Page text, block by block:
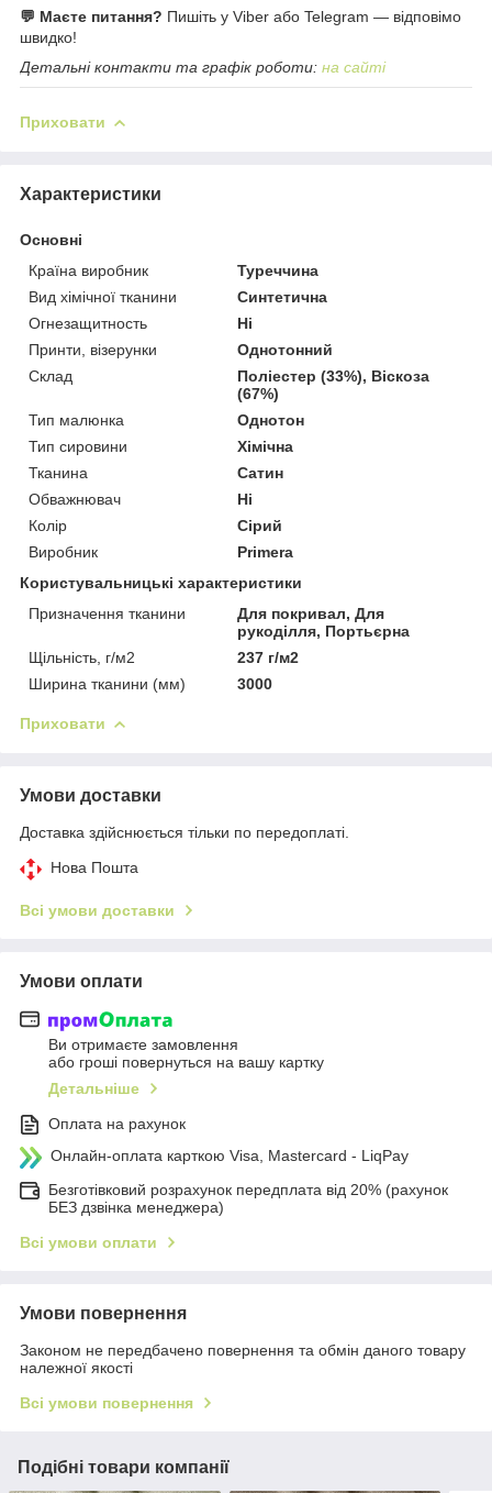
💬 Маєте питання? Пишіть у Viber або Telegram — відповімо
швидко!
Детальні контакти та графік роботи: на сайті
Приховати
Характеристики
Основні
Країна виробник
Туреччина
Вид хімічної тканини
Синтетична
Огнезащитность
Ні
Принти, візерунки
Однотонний
Склад
Поліестер (33%), Віскоза
(67%)
Тип малюнка
Однотон
Тип сировини
Хімічна
Тканина
Сатин
Обважнювач
Ні
Колір
Сірий
Виробник
Primera
Користувальницькі характеристики
Призначення тканини
Для покривал, Для
рукоділля, Портьєрна
Щільність, г/м2
237 г/м2
Ширина тканини (мм)
3000
Приховати
Умови доставки
Доставка здійснюється тільки по передоплаті.
Нова Пошта
Всі умови доставки
Умови оплати
Ви отримаєте замовлення
або гроші повернуться на вашу картку
Детальніше
Оплата на рахунок
Онлайн-оплата карткою Visa, Mastercard - LiqPay
Безготівковий розрахунок передплата від 20% (рахунок
БЕЗ дзвінка менеджера)
Всі умови оплати
Умови повернення
Законом не передбачено повернення та обмін даного товару
належної якості
Всі умови повернення
Подібні товари компанії